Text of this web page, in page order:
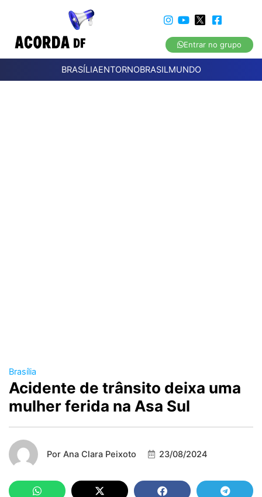
Entrar no grupo
BRASÍLIAENTORNOBRASILMUNDO
Brasília
Acidente de trânsito deixa uma
mulher ferida na Asa Sul
Por Ana Clara Peixoto 23/08/2024